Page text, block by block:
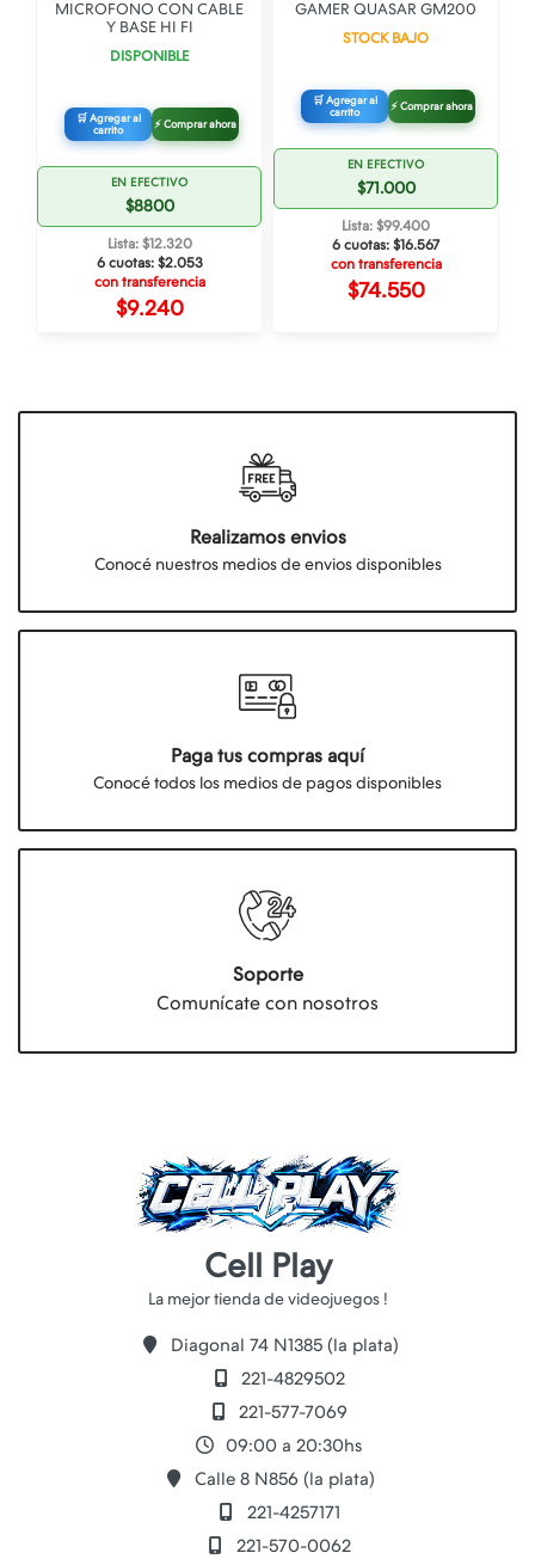
MICROFONO CON CABLE
Y BASE HI FI
DISPONIBLE
🛒 Agregar al
carrito
⚡ Comprar ahora
EN EFECTIVO
$8800
Lista: $12.320
6 cuotas: $2.053
con transferencia
$9.240
GAMER QUASAR GM200
STOCK BAJO
🛒 Agregar al
carrito
⚡ Comprar ahora
EN EFECTIVO
$71.000
Lista: $99.400
6 cuotas: $16.567
con transferencia
$74.550
Realizamos envios
Conocé nuestros medios de envios disponibles
Paga tus compras aquí
Conocé todos los medios de pagos disponibles
Soporte
Comunícate con nosotros
Cell Play
Diagonal 74 N1385 (la plata)
221-4829502
221-577-7069
09:00 a 20:30hs
Calle 8 N856 (la plata)
221-4257171
221-570-0062